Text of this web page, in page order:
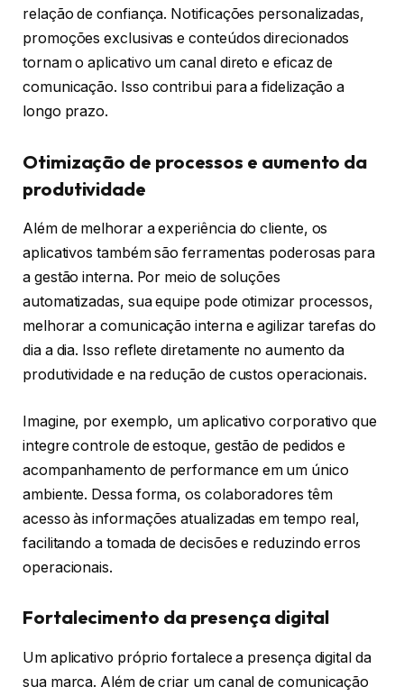
relação de confiança. Notificações personalizadas,
promoções exclusivas e conteúdos direcionados
tornam o aplicativo um canal direto e eficaz de
comunicação. Isso contribui para a fidelização a
longo prazo.
Otimização de processos e aumento da
produtividade
Além de melhorar a experiência do cliente, os
aplicativos também são ferramentas poderosas para
a gestão interna. Por meio de soluções
automatizadas, sua equipe pode otimizar processos,
melhorar a comunicação interna e agilizar tarefas do
dia a dia. Isso reflete diretamente no aumento da
produtividade e na redução de custos operacionais.
Imagine, por exemplo, um aplicativo corporativo que
integre controle de estoque, gestão de pedidos e
acompanhamento de performance em um único
ambiente. Dessa forma, os colaboradores têm
acesso às informações atualizadas em tempo real,
facilitando a tomada de decisões e reduzindo erros
operacionais.
Fortalecimento da presença digital
Um aplicativo próprio fortalece a presença digital da
sua marca. Além de criar um canal de comunicação